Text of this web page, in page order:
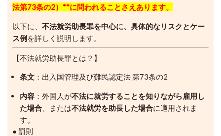
法第73条の2）**に問われることさえあります。
以下に、 不法就労助長罪を中心に、具体的なリスクとケー
ス例を詳しく説明します。
【不法就労助長罪とは？】
条文 ：出入国管理及び難民認定法 第73条の2
内容 ：外国人が不法に就労することを知りながら雇用し
た場合 、または不法就労を助長した場合に適用されま
す。
● 罰則